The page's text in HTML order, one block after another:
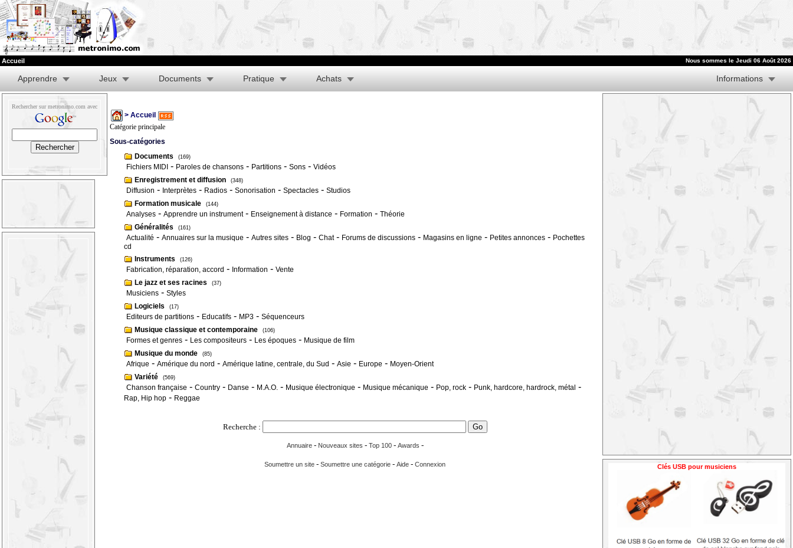
Accueil Nous sommes le Jeudi 06 Août 2026
Apprendre Jeux Documents Pratique Achats Informations
Rechercher sur metronimo.com avec
> Accueil
Catégorie principale
Sous-catégories
Documents
(169)
Fichiers MIDI - Paroles de chansons - Partitions - Sons - Vidéos
Enregistrement et diffusion
(348)
Diffusion - Interprètes - Radios - Sonorisation - Spectacles - Studios
Formation musicale
(144)
Analyses - Apprendre un instrument- Enseignement à distance - Formation - Théorie
Généralités
(161)
Actualité - Annuaires sur la musique - Autres sites - Blog - Chat- Forums de discussions - Magasins en ligne - Petites annonces - Pochettes
cd
Instruments
(126)
Fabrication, réparation, accord - Information - Vente
Le jazz et ses racines
(37)
Musiciens - Styles
Logiciels
(17)
Editeurs de partitions - Educatifs - MP3 - Séquenceurs
Musique classique et contemporaine
(106)
Formes et genres - Les compositeurs - Les époques - Musique de film
Musique du monde
(85)
Afrique - Amérique du nord - Amérique latine, centrale, du Sud - Asie - Europe - Moyen-Orient
Variété
(569)
Chanson française - Country - Danse - M.A.O. - Musique électronique - Musique mécanique - Pop, rock - Punk, hardcore, hardrock, métal -
Rap, Hip hop - Reggae
Recherche :
Annuaire- Nouveaux sites - Top 100- Awards -
Soumettre un site - Soumettre une catégorie - Aide - Connexion Clés USB pour musiciens